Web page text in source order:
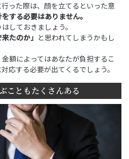
った際は、顔を立てるといった意
する必要はありません。
しておきましょう。
たのか」 と思われてしまうかもし
額によってはあなたが負担するこ
応する必要が出てくるでしょう。
こともたくさんある